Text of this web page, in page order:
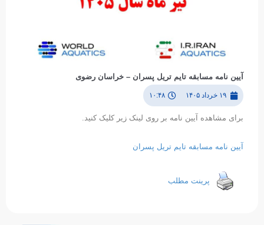
آیین نامه مسابقه تایم تریل پسران – خراسان رضوی
۱۹ خرداد ۱۴۰۵ ۱۰:۴۸
برای مشاهده آیین نامه بر روی لینک زیر کلیک کنید.
آیین نامه مسابقه تایم تریل پسران
پرینت مطلب